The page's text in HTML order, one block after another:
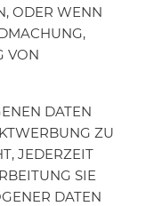
ODER WENN
VON
DATEN
ZU
JEDERZEIT
SIE
DATEN